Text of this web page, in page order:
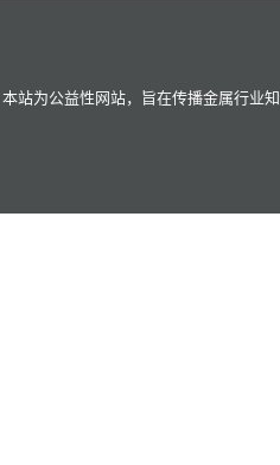
本站为公益性网站，旨在传播金属行业